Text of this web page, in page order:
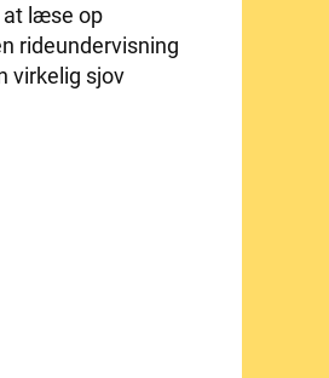
at læse op
rideundervisning
virkelig sjov